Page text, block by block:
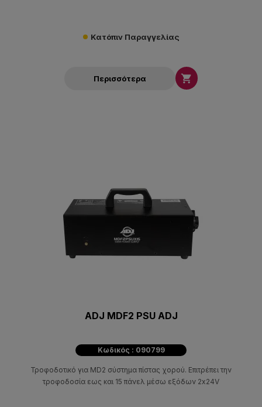
Κατόπιν Παραγγελίας
Περισσότερα 
ADJ MDF2 PSU ADJ
Κωδικός : 090799
Τροφοδοτικό για MD2 σύστημα πίστας χορού. Επιτρέπει την
τροφοδοσία εως και 15 πάνελ μέσω εξόδων 2x24V